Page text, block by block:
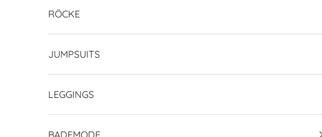
RÖCKE
JUMPSUITS
LEGGINGS
BADEMODE